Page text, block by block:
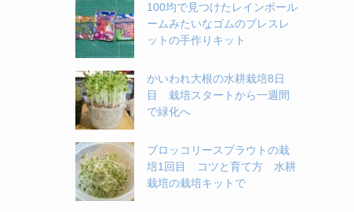
100均で見つけたレインボール
ームみたいなゴムのブレスレ
ットの手作りキット
かいわれ大根の水耕栽培8日
目 栽培スタートから一週間
で緑化へ
ブロッコリースプラウトの栽
培1回目 コツと育て方 水耕
栽培の栽培キットで